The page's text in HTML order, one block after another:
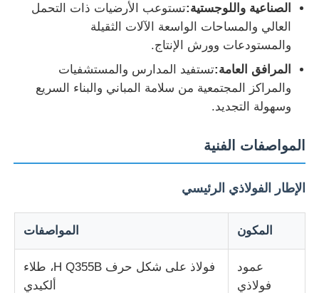
اتصل بنا
منزل مصنوع من الفولاذ الخفيف
بناء الهيكل الصلب
ورشة الهياكل الفولاذية
مستودع الهيكل الصلب
بناء الصلب التجاري
الصناعية واللوجستية:تستوعب الأرضيات ذات التحمل
العالي والمساحات الواسعة الآلات الثقيلة
والمستودعات وورش الإنتاج.
المرافق العامة:تستفيد المدارس والمستشفيات
والمراكز المجتمعية من سلامة المباني والبناء السريع
وسهولة التجديد.
المواصفات الفنية
الإطار الفولاذي الرئيسي
المكون المواصفات
عمود
فولاذي
فولاذ على شكل حرف H Q355B، طلاء
ألكيدي